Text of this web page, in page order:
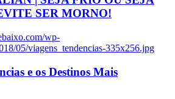
SER MORNO!
wp-
05/viagens_tendencias-335x256.jpg
e os Destinos Mais